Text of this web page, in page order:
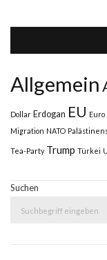
Allgemein
Dollar Erdogan EU Euro
Migration NATO
Tea-Party Trump Türkei
Suchen